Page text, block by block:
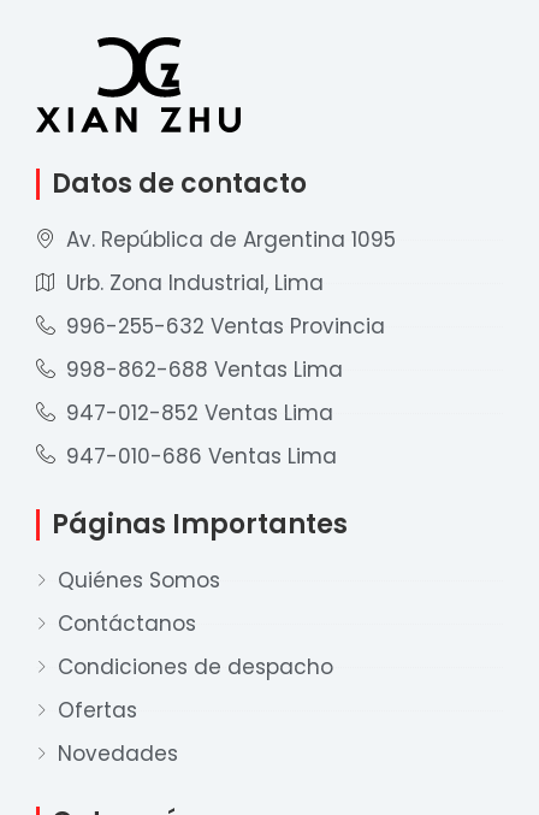
Datos de contacto
Av. República de Argentina 1095
Urb. Zona Industrial, Lima
996-255-632 Ventas Provincia
998-862-688 Ventas Lima
947-012-852 Ventas Lima
947-010-686 Ventas Lima
Páginas Importantes
Quiénes Somos
Contáctanos
Condiciones de despacho
Ofertas
Novedadespara responder a sus preguntas. ¡Lo